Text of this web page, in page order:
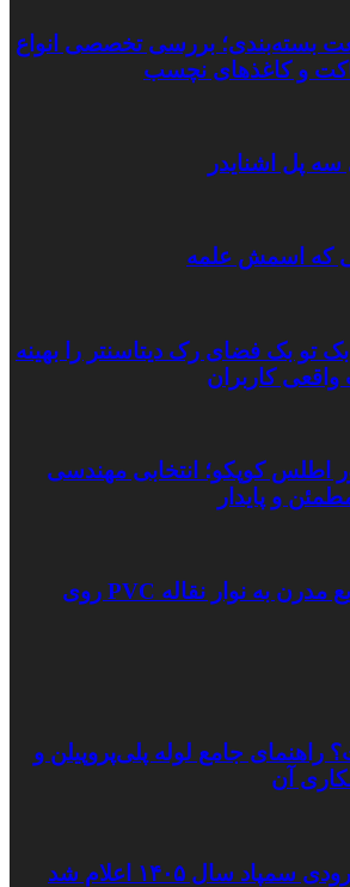
بسته‌بندی؛ بررسی تخصصی انواع
و کاغذهای نچسب
سه پل اشنایدر
که اسمش علمه
تو بک فضای رک دیتاسنتر را بهینه
واقعی کاربران
اطلس کوپکو؛ انتخابی مهندسی
و پایدار
۵ دلیل که صنایع مدرن به نوار نقاله PVC روی
راهنمای جامع لوله پلی‌پروپیلن و
آن
سال ۱۴۰۵ اعلام شد